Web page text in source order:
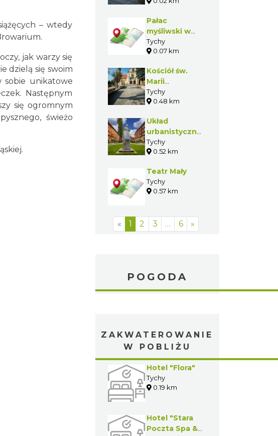
– wtedy
jak warzy się
dzielą się swoim
sobie unikatowe
Następnym
się ogromnym
świeżo
Pałac
myśliwski w
Tychach
Tychy
0.07 km
Kościół św.
Marii
Magdaleny w
Tychach
Tychy
0.48 km
Układ
urbanistyczny
socrealistycznego
centrum
Tychy
0.52 km
Teatr Mały
Tychy
0.57 km
« 1 2 3 … 6 »
POGODA
ZAKWATEROWANIE
W POBLIŻU
Hotel "Flora"
Tychy
0.19 km
Hotel "Stara
Poczta Spa &